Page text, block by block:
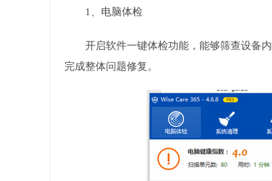
1、电脑体检
开启软件一键体检功能，能够筛查设备
完成整体问题修复。